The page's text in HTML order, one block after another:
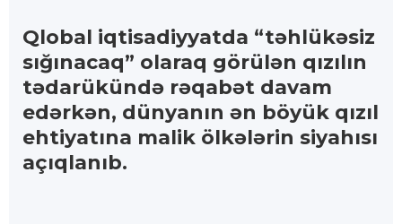
Qlobal iqtisadiyyatda “təhlükəsiz
sığınacaq” olaraq görülən qızılın
tədarükündə rəqabət davam
edərkən, dünyanın ən böyük qızıl
ehtiyatına malik ölkələrin siyahısı
açıqlanıb.